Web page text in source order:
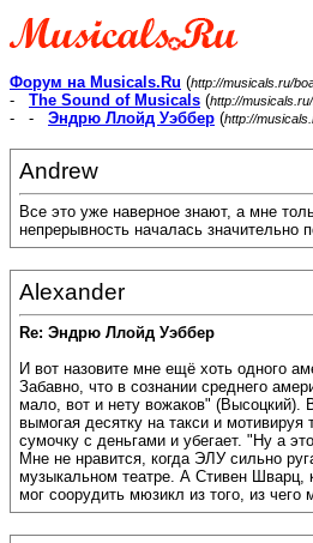
Форум на Musicals.Ru (http://musicals.ru/
- The Sound of Musicals (http://
- - Эндрю Ллойд Уэббер (http://
Andrew
Все это уже наверное знают, а мне
непрерывность началась значительно
Alexander
Re: Эндрю Ллойд Уэббер
И вот назовите мне ещё хоть одного
Забавно, что в сознании среднего
мало, вот и нету вожаков" (Высоцкий).
вымогая десятку на такси и
сумочку с деньгами и убегает. "Ну а
Мне не нравится, когда ЭЛУ сильно
музыкальном театре. А Стивен Шварц,
мог соорудить мюзикл из того, из чего